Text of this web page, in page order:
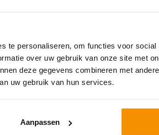
te personaliseren, om functies voor
over uw gebruik van onze site met
deze gegevens combineren met
uw gebruik van hun services.
Aanpassen
de hoogte en volg
op LinkedIn
OP LINKEDIN VOLGEN
2.000 ondernemers gingen je voor